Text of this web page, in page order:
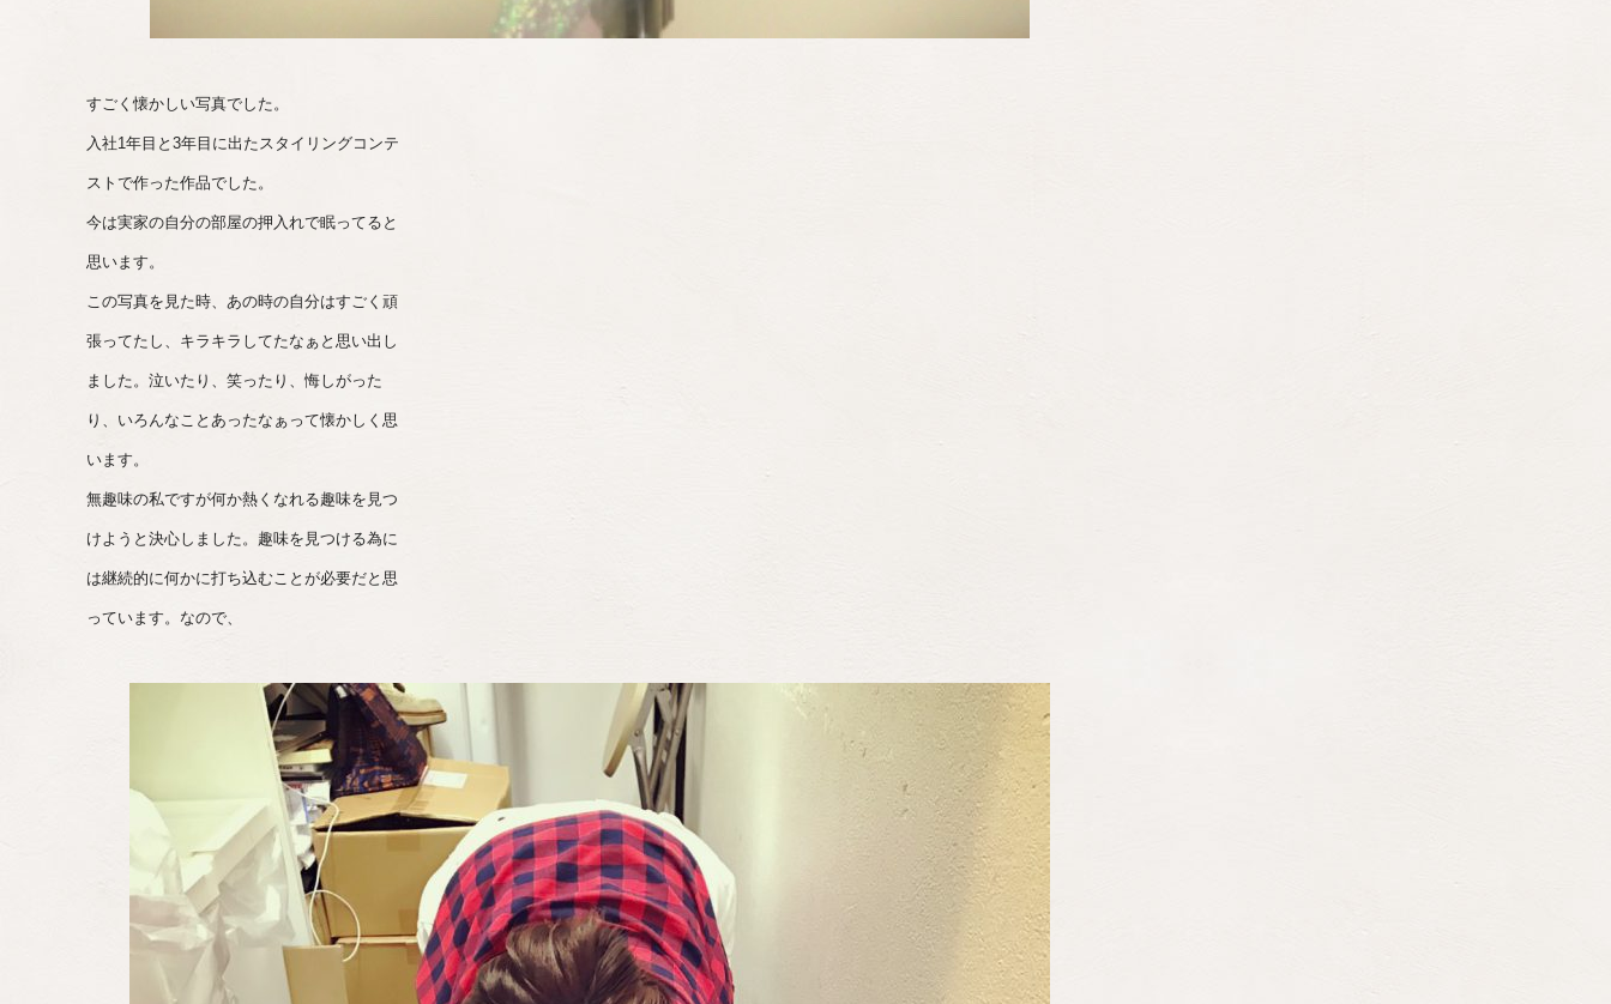
すごく懐かしい写真でした。
入社1年目と3年目に出たスタイリングコンテ
ストで作った作品でした。
今は実家の自分の部屋の押入れで眠ってると
思います。
この写真を見た時、あの時の自分はすごく頑
張ってたし、キラキラしてたなぁと思い出し
ました。泣いたり、笑ったり、悔しがった
り、いろんなことあったなぁって懐かしく思
います。
無趣味の私ですが何か熱くなれる趣味を見つ
けようと決心しました。趣味を見つける為に
は継続的に何かに打ち込むことが必要だと思
っています。なので、